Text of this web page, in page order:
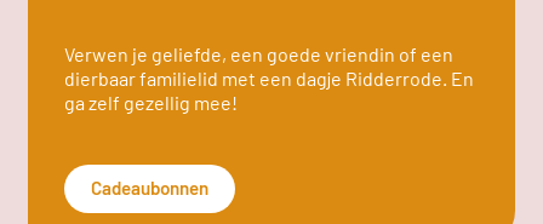
Verwen je geliefde, een goede vriendin of een
dierbaar familielid met een dagje Ridderrode. En
ga zelf gezellig mee!
Cadeaubonnen